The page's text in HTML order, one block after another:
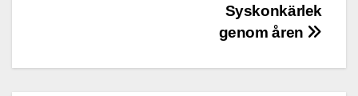
InläggsnavigeringSyskonkärlek
genom åren